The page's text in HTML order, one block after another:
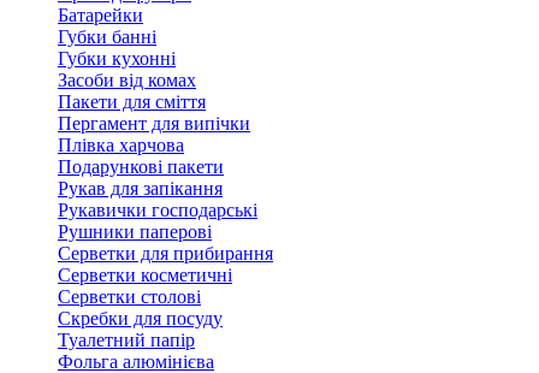
Батарейки
Губки банні
Губки кухонні
Засоби від комах
Пакети для сміття
Пергамент для випічки
Плівка харчова
Подарункові пакети
Рукав для запікання
Рукавички господарські
Рушники паперові
Серветки для прибирання
Серветки косметичні
Серветки столові
Скребки для посуду
Туалетний папір
Фольга алюмінієва